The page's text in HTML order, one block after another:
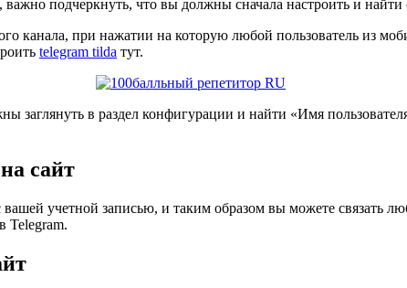
подчеркнуть, что вы должны сначала настроить и найти
канала, при нажатии на которую любой пользователь из
telegram tilda тут.
заглянуть в раздел конфигурации и найти «Имя
сайт
учетной записью, и таким образом вы можете связать
Telegram.